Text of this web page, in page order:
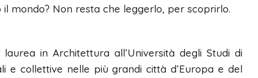
mondo? Non resta che leggerlo, per scoprirlo.
in Architettura all’Università degli Studi di
e collettive nelle più grandi città d’Europa e del